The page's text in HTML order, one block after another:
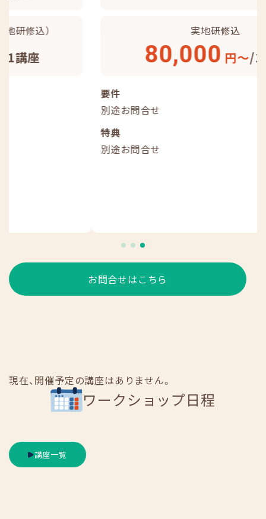
円～/1講座
お問合せはこちら
ワークショップ日程
講座一覧
現在、開催予定の講座はありません。